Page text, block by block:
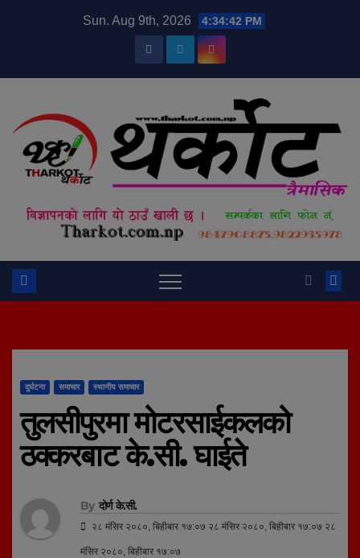
Sun. Aug 9th, 2026 4:34:43 PM
दुर्घटना समाचार स्थानीय समाचार
तुलसीपुरमा मोटरसाईकलको
ठक्करबाट के.सी. घाईते
By दोर्ण के.सी.
२८ मंसिर २०८०, बिहीबार १७:०७ २८ मंसिर २०८०, बिहीबार १७:०७ २८
मंसिर २०८०, बिहीबार १७:०७
modal-check